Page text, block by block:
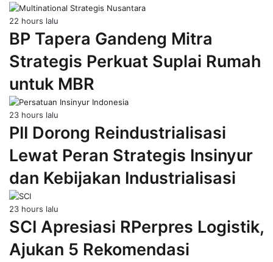
22 hours lalu
BP Tapera Gandeng Mitra
Strategis Perkuat Suplai Rumah
untuk MBR
23 hours lalu
PII Dorong Reindustrialisasi
Lewat Peran Strategis Insinyur
dan Kebijakan Industrialisasi
23 hours lalu
SCI Apresiasi RPerpres Logistik,
Ajukan 5 Rekomendasi